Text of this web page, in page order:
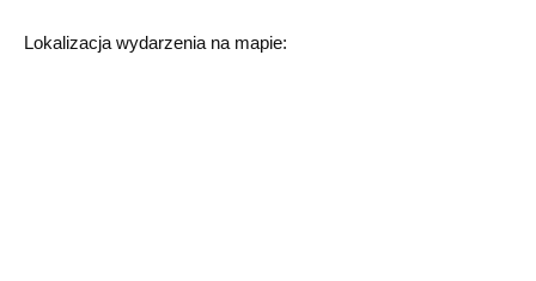
Lokalizacja wydarzenia na mapie: